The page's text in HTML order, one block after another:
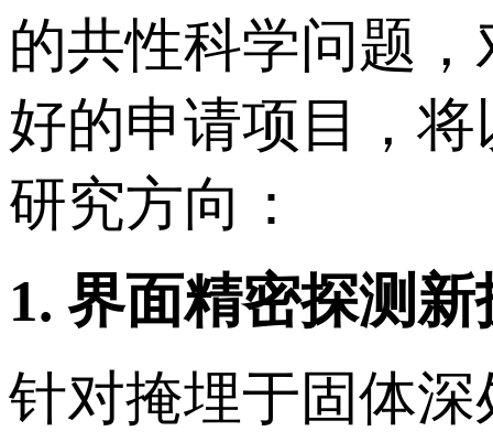
的共性科学问题
好的申请项目，
研究方向：
1. 界面精密探测新
针对掩埋于固体